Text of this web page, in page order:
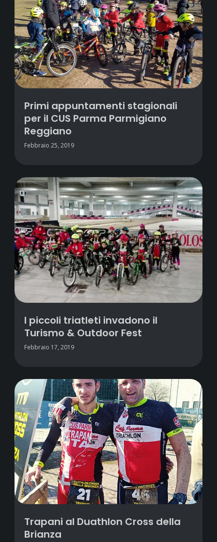
Primi appuntamenti stagionali
per il CUS Parma Parmigiano
Reggiano
Febbraio 25, 2019
I piccoli triatleti invadono il
Turismo & Outdoor Fest
Febbraio 17, 2019
Trapani al Duathlon Cross della
Brianza